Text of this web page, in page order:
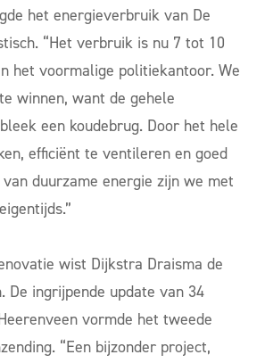
het energieverbruik van De
“Het verbruik is nu 7 tot 10
het voormalige politiekantoor. We
winnen, want de gehele
een koudebrug. Door het hele
efficiënt te ventileren en goed
duurzame energie zijn we met
wist Dijkstra Draisma de
De ingrijpende update van 34
vormde het tweede
“Een bijzonder project,